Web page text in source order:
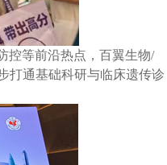
控等前沿热点，百翼生物/
打通基础科研与临床遗传诊